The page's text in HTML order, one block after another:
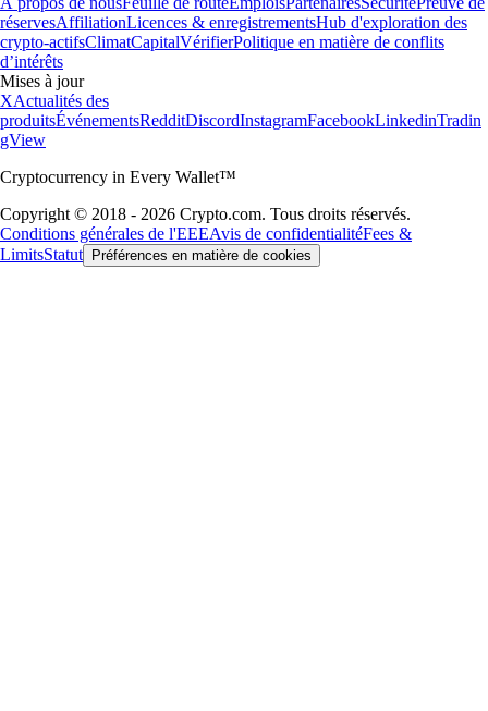
réservesAffiliationLicences & enregistrementsHub d'exploration des
crypto-actifsClimatCapitalVérifierPolitique en matière de conflits
d’intérêts
Mises à jour
XActualités des
produitsÉvénementsRedditDiscordInstagramFacebookLinkedinTradin
gView
Cryptocurrency in Every Wallet™
Copyright © 2018 - 2026 Crypto.com. Tous droits réservés.
Conditions générales de l'EEEAvis de confidentialitéFees &
LimitsStatut Préférences en matière de cookies